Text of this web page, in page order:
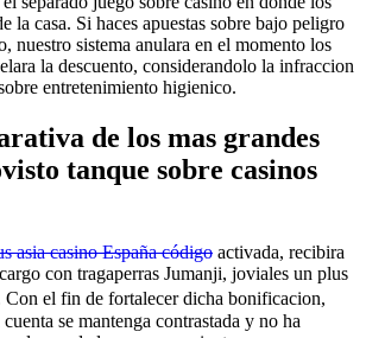
la casa. Si haces apuestas sobre bajo peligro
nuestro sistema anulara en el momento los
la descuento, considerandolo la infraccion
entretenimiento higienico.
de los mas grandes
tanque sobre casinos
asia casino España código activada, recibira
con tragaperras Jumanji, joviales un plus
el fin de fortalecer dicha bonificacion,
se mantenga contrastada y no ha